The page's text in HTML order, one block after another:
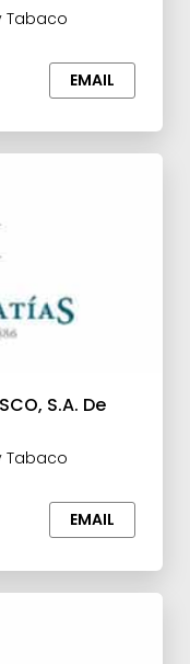
Tabaco
EMAIL
S.A. De
Tabaco
EMAIL